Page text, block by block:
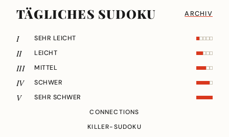
TÄGLICHES SUDOKU ARCHIV
I SEHR LEICHT
II LEICHT
III MITTEL
IV SCHWER
V
SEHR SCHWER
CONNECTIONS
KILLER-SUDOKU